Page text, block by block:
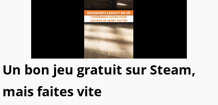
Un bon jeu gratuit sur Steam,
mais faites vite